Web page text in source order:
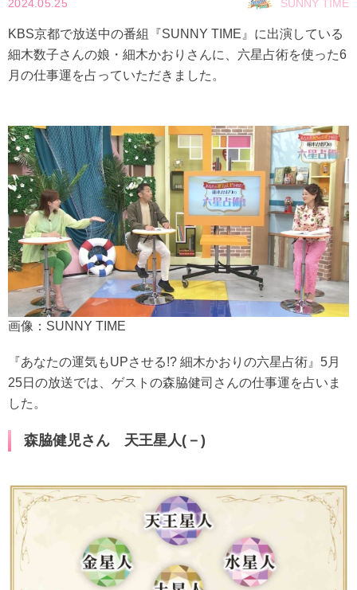
2024.05.25 SUNNY TIME
KBS京都で放送中の番組『SUNNY TIME』に出演している
細木数子さんの娘・細木かおりさんに、六星占術を使った6
月の仕事運を占っていただきました。
画像：SUNNY TIME
『あなたの運気もUPさせる!? 細木かおりの六星占術』5月
25日の放送では、ゲストの森脇健司さんの仕事運を占いま
した。
森脇健児さん 天王星人(－)